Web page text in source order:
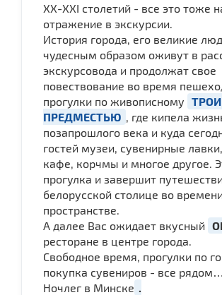
ХХ-ХХI столетий - все это тоже
отражение в экскурсии.
История города, его великие
чудесным образом оживут в
экскурсовода и продолжат свое
повествование во время
прогулки по живописному
ПРЕДМЕСТЬЮ
, где кипела
позапрошлого века и куда
гостей музеи, сувенирные
кафе, корчмы и многое другое.
прогулка и завершит
белорусской столице во
пространстве.
А далее Вас ожидает вкусный
ресторане в центре города.
Свободное время, прогулки по
покупка сувениров - все рядом…
Ночлег в Минске .